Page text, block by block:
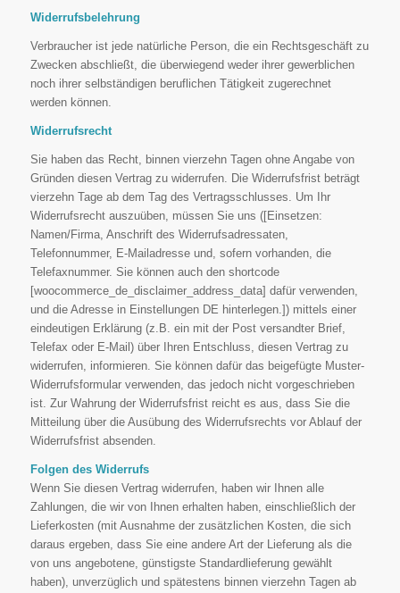
Widerrufsbelehrung
Verbraucher ist jede natürliche Person, die ein Rechtsgeschäft zu
Zwecken abschließt, die überwiegend weder ihrer gewerblichen
noch ihrer selbständigen beruflichen Tätigkeit zugerechnet
werden können.
Widerrufsrecht
Sie haben das Recht, binnen vierzehn Tagen ohne Angabe von
Gründen diesen Vertrag zu widerrufen. Die Widerrufsfrist beträgt
vierzehn Tage ab dem Tag des Vertragsschlusses. Um Ihr
Widerrufsrecht auszuüben, müssen Sie uns ([Einsetzen:
Namen/Firma, Anschrift des Widerrufsadressaten,
Telefonnummer, E-Mailadresse und, sofern vorhanden, die
Telefaxnummer. Sie können auch den shortcode
[woocommerce_de_disclaimer_address_data] dafür verwenden,
und die Adresse in Einstellungen DE hinterlegen.]) mittels einer
eindeutigen Erklärung (z.B. ein mit der Post versandter Brief,
Telefax oder E-Mail) über Ihren Entschluss, diesen Vertrag zu
widerrufen, informieren. Sie können dafür das beigefügte Muster-
Widerrufsformular verwenden, das jedoch nicht vorgeschrieben
ist. Zur Wahrung der Widerrufsfrist reicht es aus, dass Sie die
Mitteilung über die Ausübung des Widerrufsrechts vor Ablauf der
Widerrufsfrist absenden.
Folgen des Widerrufs
Wenn Sie diesen Vertrag widerrufen, haben wir Ihnen alle
Zahlungen, die wir von Ihnen erhalten haben, einschließlich der
Lieferkosten (mit Ausnahme der zusätzlichen Kosten, die sich
daraus ergeben, dass Sie eine andere Art der Lieferung als die
von uns angebotene, günstigste Standardlieferung gewählt
haben), unverzüglich und spätestens binnen vierzehn Tagen ab